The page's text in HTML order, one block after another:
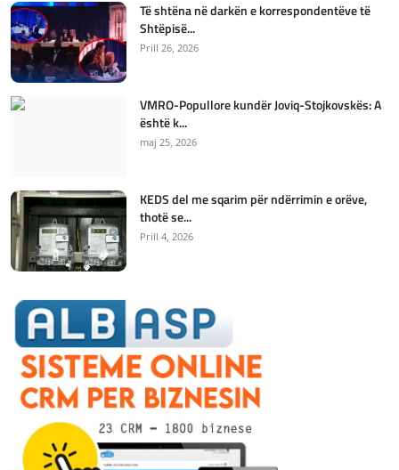
Të shtëna në darkën e korrespondentëve të
Shtëpisë...
Prill 26, 2026
VMRO-Popullore kundër Joviq-Stojkovskës: A
është k...
maj 25, 2026
KEDS del me sqarim për ndërrimin e orëve,
thotë se...
Prill 4, 2026